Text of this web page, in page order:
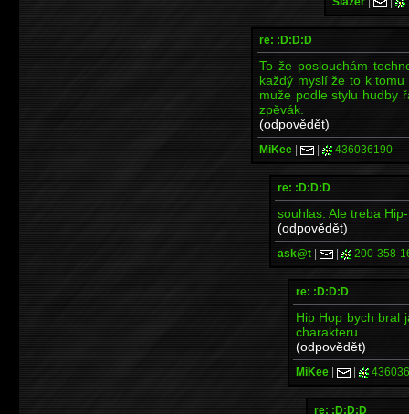
re: :D:D:D
To že poslouchám
každý myslí že to k
muže podle stylu hudby
zpěvák.
(odpovědět)
MiKee | | 436036190
re: :D:D:D
souhlas. Ale treba
(odpovědět)
ask@t | | 200-358-
re: :D:D:D
Hip Hop bych bral
charakteru.
(odpovědět)
MiKee | |
re: :D:D:D